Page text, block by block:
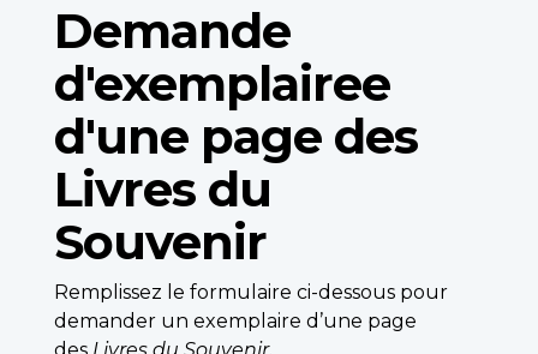
Demande
d'exemplairee
d'une page des
Livres du
Souvenir
Remplissez le formulaire ci-dessous pour
demander un exemplaire d’une page